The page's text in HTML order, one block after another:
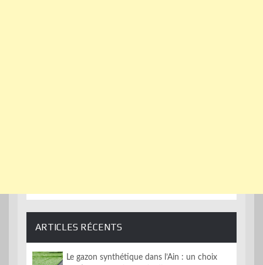
ARTICLES RÉCENTS
Le gazon synthétique dans l’Ain : un choix